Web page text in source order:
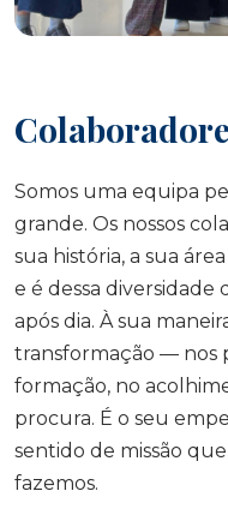
Somos uma equipa
grande. Os nossos
sua história, a sua
e é dessa diversidade
após dia. À sua
transformação — nos
formação, no
procura. É o seu
sentido de missão
fazemos.